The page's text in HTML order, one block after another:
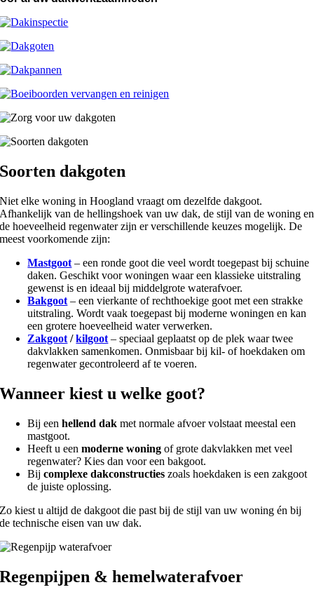
Soorten dakgoten
Niet elke woning in Hoogland vraagt om dezelfde dakgoot.
Afhankelijk van de hellingshoek van uw dak, de stijl van de woning en
de hoeveelheid regenwater zijn er verschillende keuzes mogelijk. De
meest voorkomende zijn:
Mastgoot – een ronde goot die veel wordt toegepast bij schuine
daken. Geschikt voor woningen waar een klassieke uitstraling
gewenst is en ideaal bij middelgrote waterafvoer.
Bakgoot – een vierkante of rechthoekige goot met een strakke
uitstraling. Wordt vaak toegepast bij moderne woningen en kan
een grotere hoeveelheid water verwerken.
Zakgoot /kilgoot – speciaal geplaatst op de plek waar twee
dakvlakken samenkomen. Onmisbaar bij kil- of hoekdaken om
regenwater gecontroleerd af te voeren.
Wanneer kiest u welke goot?
Bij eenhellend dak met normale afvoer volstaat meestal een
mastgoot.
Heeft u eenmoderne woning of grote dakvlakken met veel
regenwater? Kies dan voor een bakgoot.
Bijcomplexe dakconstructies zoals hoekdaken is een zakgoot
de juiste oplossing.
Zo kiest u altijd de dakgoot die past bij de stijl van uw woning én bij
de technische eisen van uw dak.
Regenpijpen & hemelwaterafvoer